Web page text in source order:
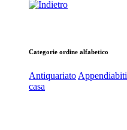
Categorie ordine alfabetico
Antiquariato Appendiabiti
casa